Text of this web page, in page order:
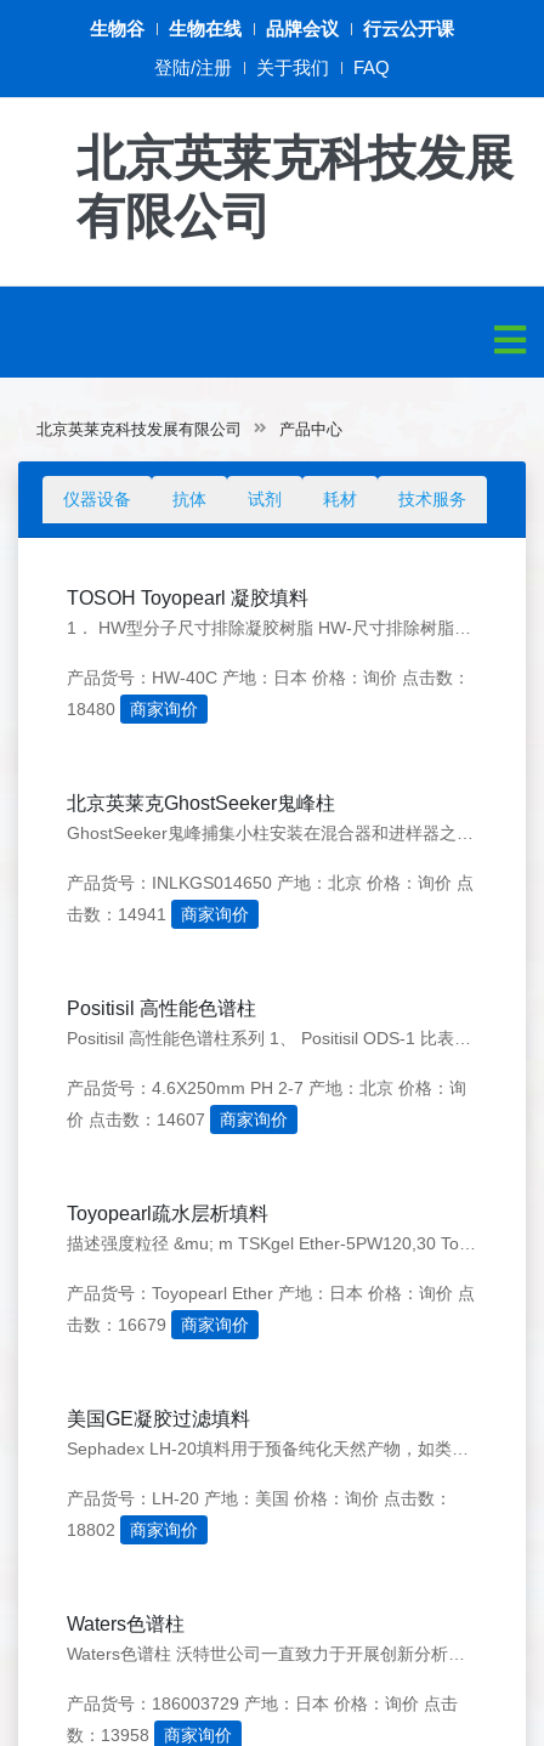
生物谷 生物在线 品牌会议
行云公开课
登陆/注册
关于我们 FAQ
北京英莱克科技发展
有限公司
北京英莱克科技发展有限公司 产品中心
仪器设备 抗体 试剂 耗材 技术服务
TOSOH Toyopearl 凝胶填料
产品货号：HW-40C 产地：日本 价格：询价 点击数：
18480
商家询价
北京英莱克GhostSeeker鬼峰柱
产品货号：INLKGS014650 产地：北京 价格：询价 点
击数：14941
商家询价
Positisil 高性能色谱柱
产品货号：4.6X250mm PH 2-7 产地：北京 价格：询
价 点击数：14607 商家询价
Toyopearl疏水层析填料
产品货号：Toyopearl Ether 产地：日本 价格：询价 点
击数：16679
商家询价
美国GE凝胶过滤填料
产品货号：LH-20 产地：美国 价格：询价 点击数：
18802
商家询价
Waters色谱柱
产品货号：186003729 产地：日本 价格：询价 点击
数：13958
商家询价